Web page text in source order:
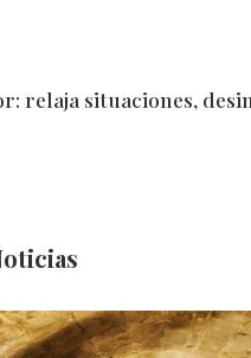
relaja situaciones,